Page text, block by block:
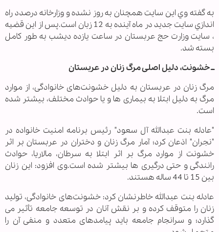
به گفته وي اين سايت همچنان به روز نشده و وزارخانه درصدد راه
اندازي سايت جديد در ماه آينده به 12 زبان است.پس از اين قضيه
، سايت وزارت حج عربستان در ساعت يازده ديشب به طور كامل
بسته شد.
ــ خشونت، دلیل اصلی مرگ زنان در عربستان
مرگ زنان در عربستان به دلیل خشونت‌های خانوادگی، از موارد
مرگ به دلیل ابتلا به بیماری ها و یا حوادث مختلف، بیشتر شده
است.
"عادله بنت عبدالله آل سعود" رئیس برنامه امنیت خانواده در
"نجران" اذعان کرد؛ آمار مرگ زنان و دختران در عربستان بر اثر
خشونت از موارد مرگ بر اثر ابتلا به سرطان، مالاریا، حوادث
رانندگی و حتی درگیری ها بیشتر شده است.وی افزود: این زنان
بین 15 تا 44 ساله هستند.
عادله بنت عبدالله خاطرنشان کرد: خشونت‌های خانوادگی، تولید
زنان را متوقف کرده و بر نقش آنان در توسعه جامعه تأثیر می
گذارد؛ و سرانجام جامعه باید پیامدهای متعدد و منفی آن را